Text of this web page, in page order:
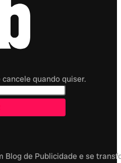
quando quiser.
Blog de Publicidade e se